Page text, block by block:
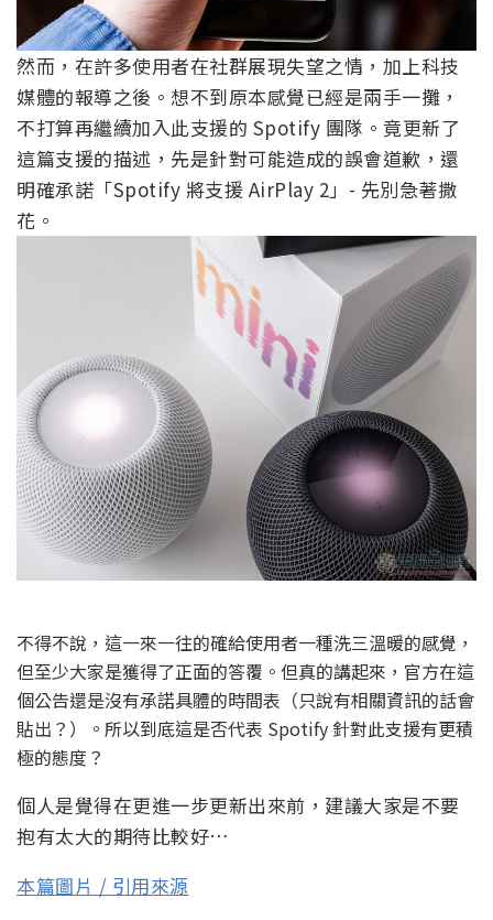
然而，在許多使用者在社群展現失望之情，加上科技
媒體的報導之後。想不到原本感覺已經是兩手一攤，
不打算再繼續加入此支援的 Spotify 團隊。竟更新了
這篇支援的描述，先是針對可能造成的誤會道歉，還
明確承諾「Spotify 將支援 AirPlay 2」- 先別急著撒
花。
不得不說，這一來一往的確給使用者一種洗三溫暖的感覺，
但至少大家是獲得了正面的答覆。但真的講起來，官方在這
個公告還是沒有承諾具體的時間表（只說有相關資訊的話會
貼出？）。所以到底這是否代表 Spotify 針對此支援有更積
極的態度？
個人是覺得在更進一步更新出來前，建議大家是不要
抱有太大的期待比較好…
本篇圖片 / 引用來源